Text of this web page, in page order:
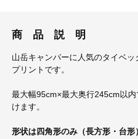
商 品 説 明
山岳キャンパーに人気のタイベ
プリントです。
最大幅95cm×最大奥行245cm以
けます。
形状は四角形のみ（長方形・台形